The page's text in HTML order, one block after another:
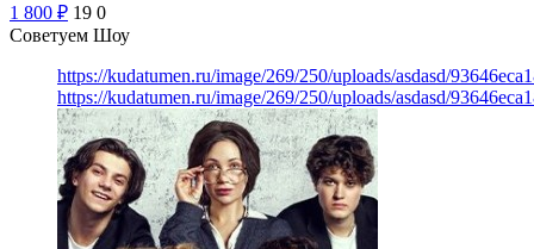
1 800 ₽ 19 0
Советуем Шоу
https://kudatumen.ru/image/269/250/uploads/asdasd/
https://kudatumen.ru/image/269/250/uploads/asdasd/